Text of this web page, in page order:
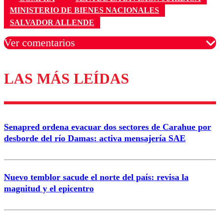
MINISTERIO DE BIENES NACIONALES
SALVADOR ALLENDE
Ver comentarios
Los comentarios son moderados para garantizar un
diálogo respetuoso.
Correo
LAS MÁS LEÍDAS
Senapred ordena evacuar dos sectores de Carahue por
desborde del río Damas: activa mensajería SAE
Nuevo temblor sacude el norte del país: revisa la
magnitud y el epicentro